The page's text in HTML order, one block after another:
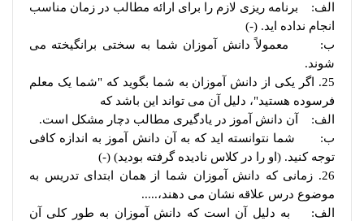
الف: برنامه ریزی لازم را برای ارائه مطالب در زمان مناسب
انجام نداده اید. (-)
ب: معمولاً دانش آموزان شما به سختی برانگیخته می
شوند.
25. اگر یکی از دانش آموزان به شما بگوید که "شما یک معلم
فرسوده هستید"، دلیل آن می تواند این باشد که
الف: آن دانش آموز در یادگیری مطالب دچار مشکل است.
ب: شما نتوانسته اید که به آن دانش آموز به اندازه کافی
توجه کنید. (او را در کلاس نادیده گرفته بودید) (-)
26. زمانی که دانش آموزان شما از همان ابتدای تدریس به
موضوع درس علاقه نشان می دهند،.....
الف: به دلیل آن است که دانش آموزان به طور کلی آن